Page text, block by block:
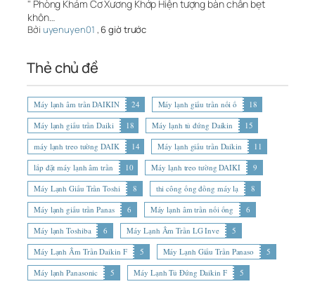
" Phòng Khám Cơ Xương Khớp Hiện tượng bàn chân bẹt
khôn…
Bởi uyenuyen01 , 6 giờ trước
Thẻ chủ đề
Máy lạnh âm trần DAIKIN 24 Máy lạnh giấu trần nối ố
18
Máy lạnh giấu trần Daiki
18 Máy lạnh tủ đứng Daikin
15
máy lạnh treo tường DAIK
14 Máy lạnh giấu trần Daikin
11
lắp đặt máy lạnh âm trần
10 Máy lạnh treo tường DAIKI
9
Máy Lạnh Giấu Trần Toshi
8 thi công ống đồng máy lạ
8
Máy lạnh giấu trần Panas
6 Máy lạnh âm trần nối ống
6
Máy lạnh Toshiba
6 Máy Lạnh Âm Trần LG Inve
5
Máy Lạnh Âm Trần Daikin F
5 Máy Lạnh Giấu Trần Panaso
5
Máy lạnh Panasonic
5 Máy Lạnh Tủ Đứng Daikin F
5